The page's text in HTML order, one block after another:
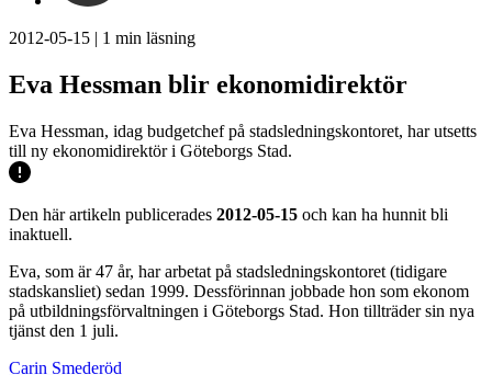
2012-05-15 | 1 min läsning
Eva Hessman blir ekonomidirektör
Eva Hessman, idag budgetchef på stadsledningskontoret, har utsetts
till ny ekonomidirektör i Göteborgs Stad.
Den här artikeln publicerades 2012-05-15 och kan ha hunnit bli
inaktuell.
Eva, som är 47 år, har arbetat på stadsledningskontoret (tidigare
stadskansliet) sedan 1999. Dessförinnan jobbade hon som ekonom
på utbildningsförvaltningen i Göteborgs Stad. Hon tillträder sin nya
tjänst den 1 juli.
Carin Smederöd